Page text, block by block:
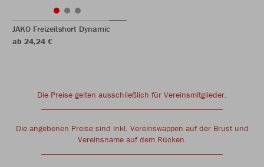
JAKO Freizeitshort Dynamic
ab 24,24 €
Die Preise gelten ausschließlich für Vereinsmitglieder.
Die angebenen Preise sind inkl. Vereinswappen auf der Brust und
Vereinsname auf dem Rücken.